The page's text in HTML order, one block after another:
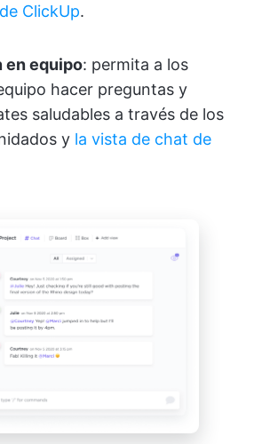
ClickUp.
en equipo: permita a los
hacer preguntas y
saludables a través de los
y la vista de chat de